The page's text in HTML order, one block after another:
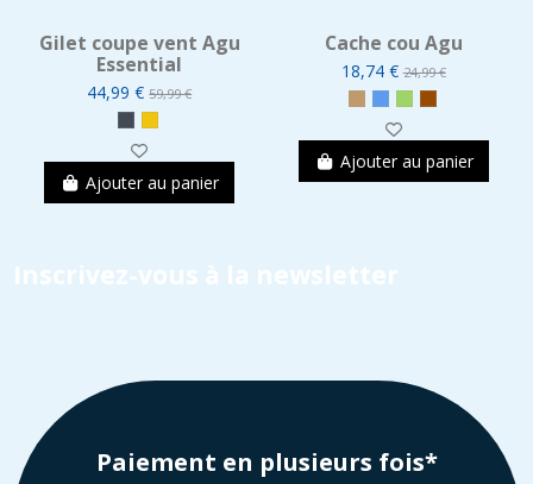
Gilet coupe vent Agu
Essential
44,99 €59,99 €
Ajouter au panier
Cache cou Agu
18,74 €24,99 €
Ajouter au panier
Inscrivez-vous à la newsletter
Paiement en plusieurs fois*